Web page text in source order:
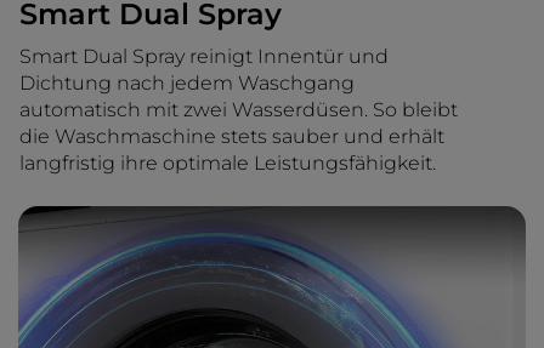
Smart Dual Spray
Smart Dual Spray reinigt Innentür und
Dichtung nach jedem Waschgang
automatisch mit zwei Wasserdüsen. So bleibt
die Waschmaschine stets sauber und erhält
langfristig ihre optimale Leistungsfähigkeit.